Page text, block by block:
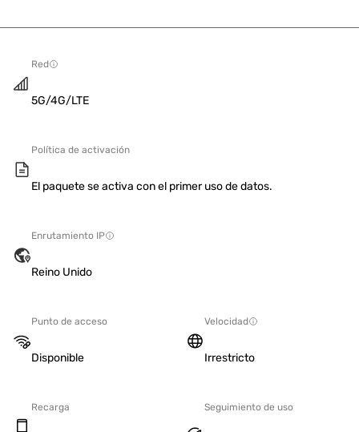
Red
5G/4G/LTE
Política de activación
El paquete se activa con el primer uso de datos.
Enrutamiento IP
Reino Unido
Punto de acceso
Disponible
Velocidad
Irrestricto
Recarga Seguimiento de uso